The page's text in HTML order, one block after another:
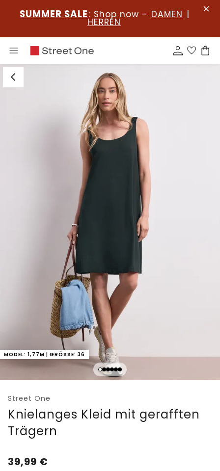
SUMMER SALE : Shop now - DAMEN |
HERREN
MODEL: 1,77M | GRÖSSE: 36
Street One
Knielanges Kleid mit gerafften
Trägern
39,99 €